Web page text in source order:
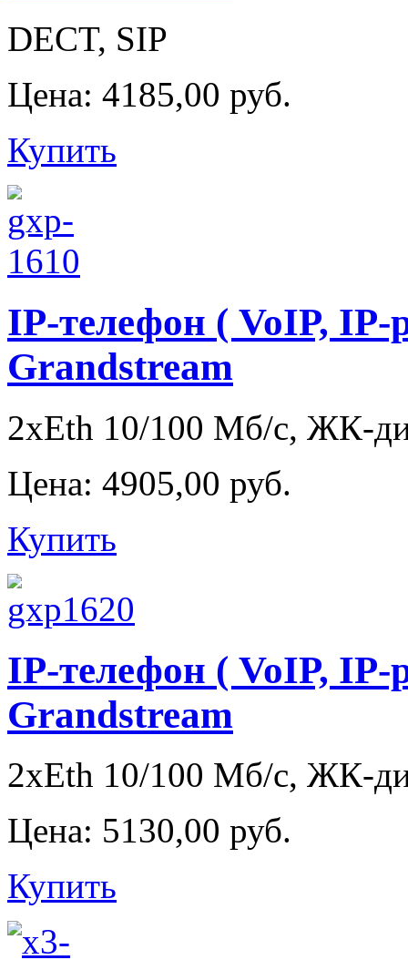
DECT, SIP
Цена: 4185,00 руб.
Купить
IP-телефон ( VoIP, IP-
Grandstream
2xEth 10/100 Мб/с, ЖК-
Цена: 4905,00 руб.
Купить
IP-телефон ( VoIP, IP-
Grandstream
2xEth 10/100 Мб/с, ЖК-
Цена: 5130,00 руб.
Купить